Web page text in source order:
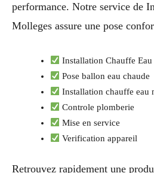
performance. Notre service de
Molleges assure une pose
Installation Chauffe
Pose ballon eau chaude
Installation chauffe eau
Controle plomberie
Mise en service
Verification appareil
Retrouvez rapidement une